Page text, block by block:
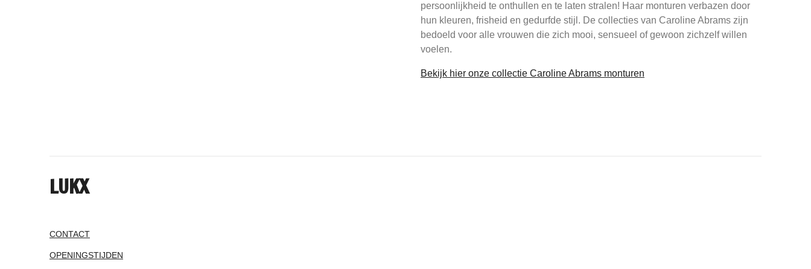
persoonlijkheid te onthullen en te laten stralen! Haar monturen verbazen door
hun kleuren, frisheid en gedurfde stijl. De collecties van Caroline Abrams zijn
bedoeld voor alle vrouwen die zich mooi, sensueel of gewoon zichzelf willen
voelen.
Bekijk hier onze collectie Caroline Abrams monturen
LUKX
CONTACT
OPENINGSTIJDEN